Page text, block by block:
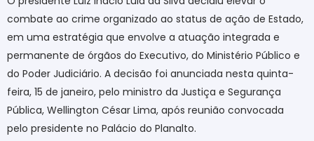
combate ao crime organizado ao status de ação de Estado,
em uma estratégia que envolve a atuação integrada e
permanente de órgãos do Executivo, do Ministério Público e
do Poder Judiciário. A decisão foi anunciada nesta quinta-
feira, 15 de janeiro, pelo ministro da Justiça e Segurança
Pública, Wellington César Lima, após reunião convocada
pelo presidente no Palácio do Planalto.